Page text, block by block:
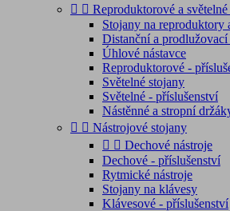
  Reproduktorové a
Stojany na reproduktory
Distanční a prodlužovací
Úhlové nástavce
Reproduktorové -
Světelné stojany
Světelné - příslušenství
Nástěnné a stropní
  Nástrojové stojany
  Dechové nástroje
Dechové - příslušenství
Rytmické nástroje
Stojany na klávesy
Klávesové - příslušenství